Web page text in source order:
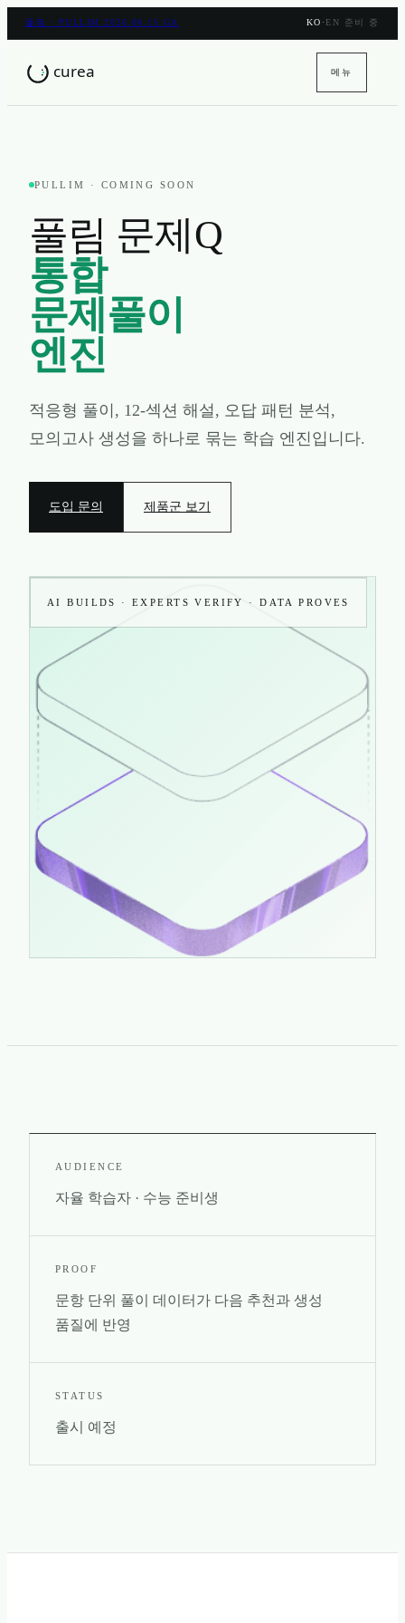
풀림 · PULLIM 2026.06.15 GA KO · EN 준비 중
메뉴
PULLIM · COMING SOON
풀림 문제Q
통합
문제풀이
엔진
적응형 풀이, 12-섹션 해설, 오답 패턴 분석,
모의고사 생성을 하나로 묶는 학습 엔진입니다.
도입 문의 제품군 보기
AI BUILDS · EXPERTS VERIFY · DATA PROVES
AUDIENCE
자율 학습자 · 수능 준비생
PROOF
문항 단위 풀이 데이터가 다음 추천과 생성
품질에 반영
STATUS
출시 예정